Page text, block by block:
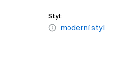
Styl:
moderní styl